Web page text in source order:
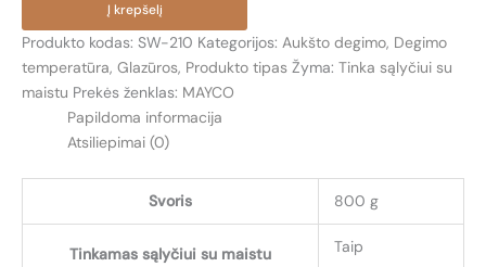
kiekis:
SW-
210
SMARAGDO
(EMERALD)
Į krepšelį
Produkto kodas: SW-210 Kategorijos: Aukšto degimo, Degimo
temperatūra, Glazūros, Produkto tipas Žyma: Tinka sąlyčiui su
maistu Prekės ženklas: MAYCO
Papildoma informacija
Atsiliepimai (0)
Svoris 800 g
Tinkamas sąlyčiui su maistu Taip